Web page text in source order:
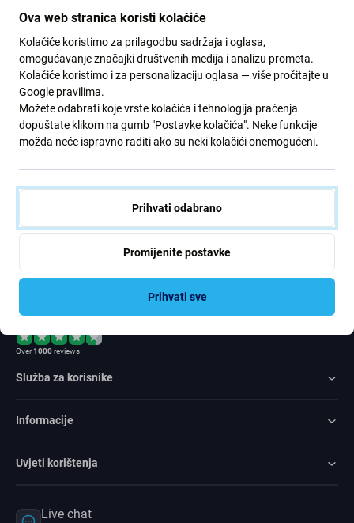
Newsletter
Prijavite se za redovite obavijesti o popustima i novostima iz naše
ponude. Ujedno, podnošenjem ovog obrasca potvrđujem da sam
stariji od 16 godina
se
Slažem se primati vijesti
Over1000reviews
Služba za korisnike
Informacije
Uvjeti korištenja
Live chat
Ova web stranica koristi kolačiće
Kolačiće koristimo za prilagodbu sadržaja i oglasa,
omogućavanje značajki društvenih medija i analizu prometa.
Kolačiće koristimo i za personalizaciju oglasa — više pročitajte u
Google pravilima.
Možete odabrati koje vrste kolačića i tehnologija praćenja
dopuštate klikom na gumb "Postavke kolačića". Neke funkcije
možda neće ispravno raditi ako su neki kolačići onemogućeni.
Prihvati odabrano
Promijenite postavke
Prihvati sve